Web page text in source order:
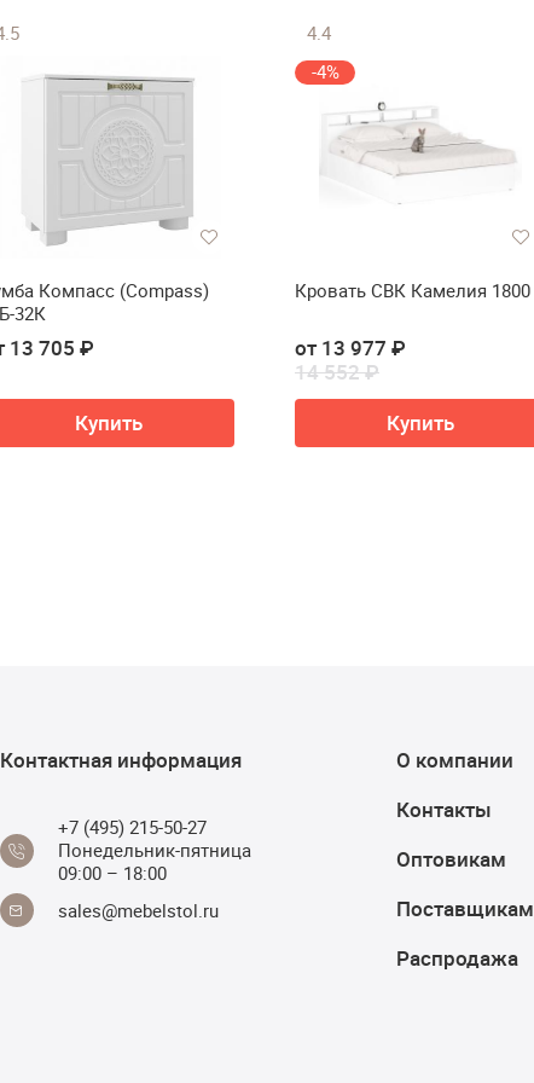
Компасс (Compass)
32К
13 705 ₽
Купить
4.4
-4%
Кровать СВК Камелия 1800
от 13 977 ₽
14 552 ₽
Купить
Контактная информация
+7 (495) 215-50-27
Понедельник-пятница
09:00 – 18:00
sales@mebelstol.ru
О компании
Контакты
Оптовикам
Поставщикам
Распродажа